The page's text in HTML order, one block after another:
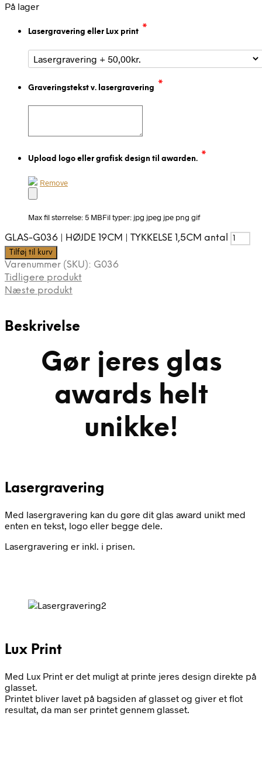
På lager
Lasergravering eller Lux print *
Graveringstekst v. lasergravering *
Upload logo eller grafisk design til awarden. *
Remove
Max fil størrelse: 5 MBFil typer: jpg jpeg jpe png gif
GLAS-G036 | HØJDE 19CM | TYKKELSE 1,5CM antal
Tilføj til kurv
Varenummer (SKU): G036
Tidligere produkt
Næste produkt
Beskrivelse
Gør jeres glas
awards helt
unikke!
Lasergravering
Med lasergravering kan du gøre dit glas award unikt med
enten en tekst, logo eller begge dele.
Lasergravering er inkl. i prisen.
Lux Print
Med Lux Print er det muligt at printe jeres design direkte på
glasset.
Printet bliver lavet på bagsiden af glasset og giver et flot
resultat, da man ser printet gennem glasset.